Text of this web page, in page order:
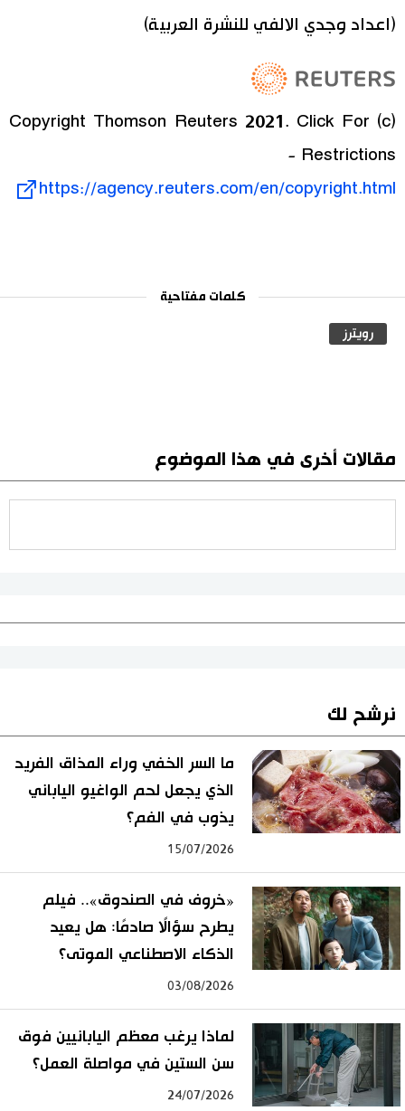
(اعداد وجدي الالفي للنشرة العربية)
(c) Copyright Thomson Reuters 2021. Click For
Restrictions -
https://agency.reuters.com/en/copyright.html
كلمات مفتاحية
رويترز
مقالات أخرى في هذا الموضوع
نرشح لك
ما السر الخفي وراء المذاق الفريد
الذي يجعل لحم الواغيو الياباني
يذوب في الفم؟
15/07/2026
«خروف في الصندوق».. فيلم
يطرح سؤالًا صادمًا: هل يعيد
الذكاء الاصطناعي الموتى؟
03/08/2026
لماذا يرغب معظم اليابانيين فوق
سن الستين في مواصلة العمل؟
24/07/2026